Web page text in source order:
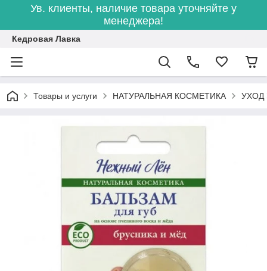
Ув. клиенты, наличие товара уточняйте у
менеджера!
Кедровая Лавка
Товары и услуги НАТУРАЛЬНАЯ КОСМЕТИКА УХОД